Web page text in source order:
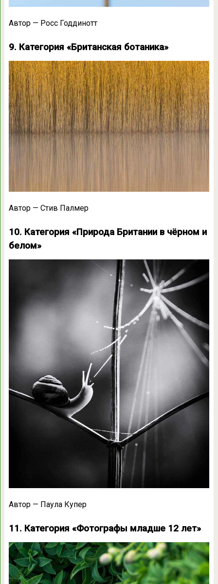
Автор — Росс Годдинотт
9. Категория «Британская ботаника»
Автор — Стив Палмер
10. Категория «Природа Британии в чёрном и
белом»
Автор — Паула Купер
11. Категория «Фотографы младше 12 лет»